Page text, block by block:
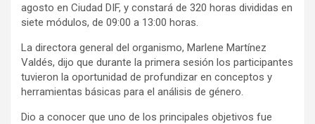
agosto en Ciudad DIF, y constará de 320 horas divididas en
siete módulos, de 09:00 a 13:00 horas.
La directora general del organismo, Marlene Martínez
Valdés, dijo que durante la primera sesión los participantes
tuvieron la oportunidad de profundizar en conceptos y
herramientas básicas para el análisis de género.
Dio a conocer que uno de los principales objetivos fue